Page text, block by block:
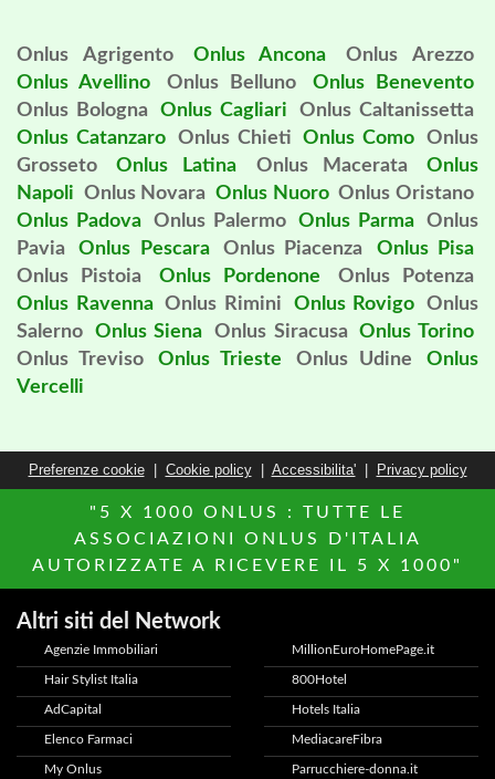
Onlus Agrigento Onlus Ancona
Onlus Arezzo
Onlus Avellino
Onlus Belluno
Onlus Benevento
Onlus Bologna
Onlus Cagliari
Onlus Caltanissetta
Onlus Catanzaro
Onlus Chieti Onlus Como
Onlus
Grosseto
Onlus Latina Onlus Macerata
Onlus
Napoli Onlus Novara Onlus Nuoro Onlus Oristano
Onlus Padova
Onlus Palermo Onlus Parma
Onlus
Pavia
Onlus Pescara Onlus Piacenza
Onlus Pisa
Onlus Pistoia
Onlus Pordenone
Onlus Potenza
Onlus Ravenna Onlus Rimini Onlus Rovigo
Onlus
Salerno
Onlus Siena Onlus Siracusa
Onlus Torino
Onlus Treviso
Onlus Trieste Onlus Udine
Onlus
Vercelli
Preferenze cookie| Cookie policy| Accessibilita'| Privacy policy
"5 X 1000 ONLUS : TUTTE LE
ASSOCIAZIONI ONLUS D'ITALIA
AUTORIZZATE A RICEVERE IL 5 X 1000"
Altri siti del Network
Agenzie Immobiliari MillionEuroHomePage.it
Hair Stylist Italia 800Hotel
AdCapital Hotels Italia
Elenco Farmaci MediacareFibra
My Onlus Parrucchiere-donna.it